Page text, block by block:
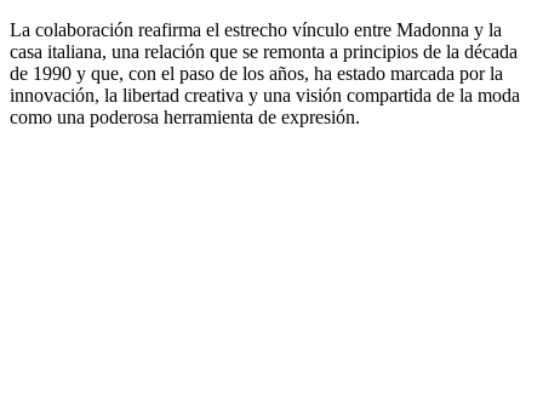
La colaboración reafirma el estrecho vínculo entre Madonna y la
casa italiana, una relación que se remonta a principios de la década
de 1990 y que, con el paso de los años, ha estado marcada por la
innovación, la libertad creativa y una visión compartida de la moda
como una poderosa herramienta de expresión.